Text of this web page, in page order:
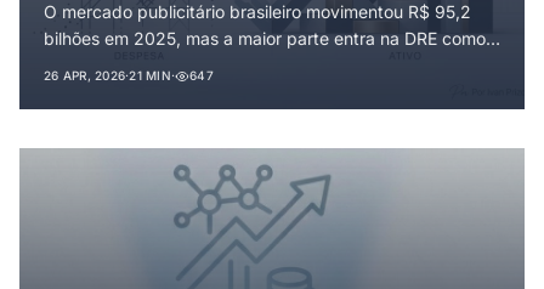
O mercado publicitário brasileiro movimentou R$ 95,2
bilhões em 2025, mas a maior parte entra na DRE como
sobre planejamento financeiro, governança e valuation.
26 APR, 2026·21 MIN· 647